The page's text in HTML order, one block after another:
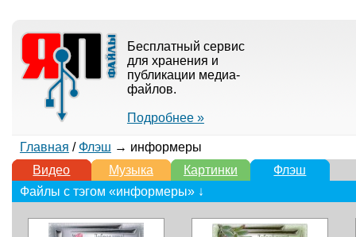
Бесплатный сервис
для хранения и
публикации медиа-
файлов.
Подробнее »
Главная / Флэш → информеры
Видео
Музыка Картинки
Флэш
Файлы с тэгом «информеры» ↓